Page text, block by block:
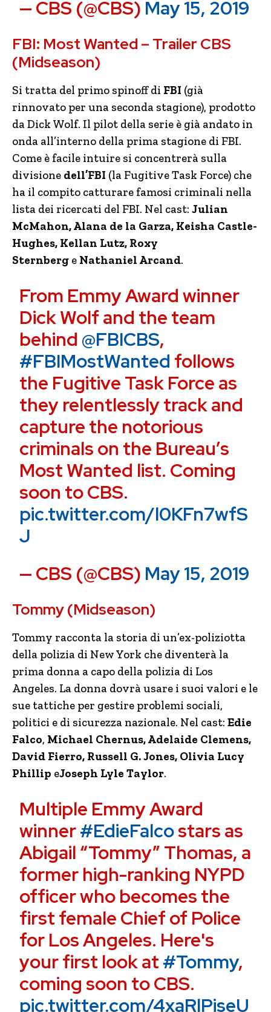
— CBS (@CBS) May 15, 2019
FBI: Most Wanted – Trailer CBS
(Midseason)
Si tratta del primo spinoff di FBI (già
rinnovato per una seconda stagione), prodotto
da Dick Wolf. Il pilot della serie è già andato in
onda all’interno della prima stagione di FBI.
Come è facile intuire si concentrerà sulla
divisione dell’FBI (la Fugitive Task Force) che
ha il compito catturare famosi criminali nella
lista dei ricercati del FBI. Nel cast: Julian
McMahon, Alana de la Garza, Keisha Castle-
Hughes, Kellan Lutz, Roxy
Sternberg e Nathaniel Arcand.
From Emmy Award winner
Dick Wolf and the team
behind @FBICBS,
#FBIMostWanted follows
the Fugitive Task Force as
they relentlessly track and
capture the notorious
criminals on the Bureau’s
Most Wanted list. Coming
soon to CBS.
pic.twitter.com/l0KFn7wfS
J
— CBS (@CBS) May 15, 2019
Tommy (Midseason)
Tommy racconta la storia di un’ex-poliziotta
della polizia di New York che diventerà la
prima donna a capo della polizia di Los
Angeles. La donna dovrà usare i suoi valori e le
sue tattiche per gestire problemi sociali,
politici e di sicurezza nazionale. Nel cast: Edie
Falco, Michael Chernus, Adelaide Clemens,
David Fierro, Russell G. Jones, Olivia Lucy
Phillip eJoseph Lyle Taylor.
Multiple Emmy Award
winner#EdieFalcostars as
Abigail “Tommy” Thomas, a
former high-ranking NYPD
officer who becomes the
first female Chief of Police
for Los Angeles. Here's
your first look at #Tommy,
coming soon to CBS.
pic.twitter.com/4xaRlPiseU